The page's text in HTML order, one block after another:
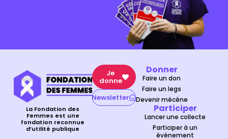
La Fondation des
Femmes est une
fondation reconnue
d’utilité publique
Donner
Faire un don
Faire un legs
Devenir mécène
Participer
Lancer une collecte
Participer à un
évènement
Je
donne
Newsletter